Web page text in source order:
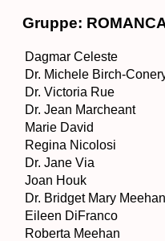
Gruppe:
Dagmar Celeste
Dr. Michele Birch-
Dr. Victoria Rue
Dr. Jean Marcheant
Marie David
Regina Nicolosi
Dr. Jane Via
Joan Houk
Dr. Bridget Mary Meehan
Eileen DiFranco
Roberta Meehan